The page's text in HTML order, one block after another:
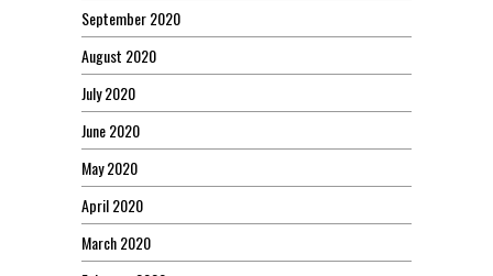
September 2020
August 2020
July 2020
June 2020
May 2020
April 2020
March 2020